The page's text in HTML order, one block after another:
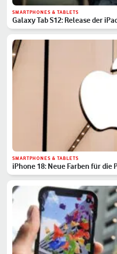
SMARTPHONES & TABLETS
Galaxy Tab S12: Release der
SMARTPHONES & TABLETS
iPhone 18: Neue Farben für